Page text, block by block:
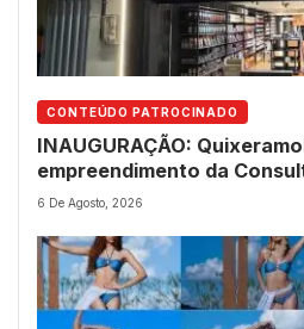
CONTEÚDO PATROCINADO
INAUGURAÇÃO:
empreendimento da
6 De Agosto, 2026